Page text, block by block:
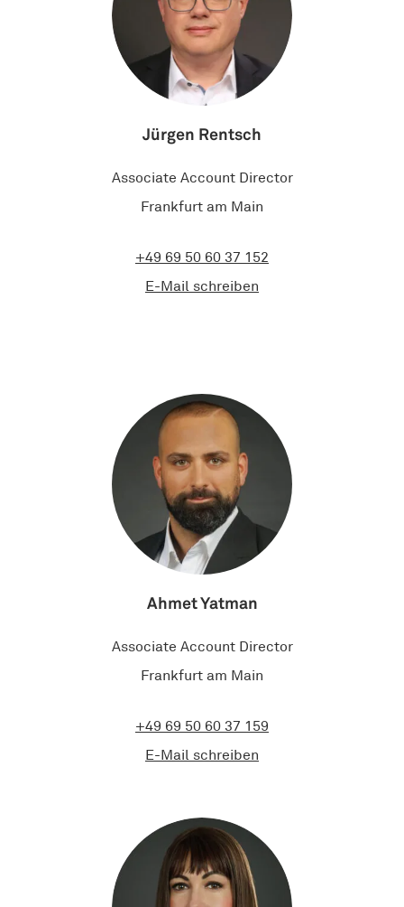
Jürgen Rentsch
Associate Account Director
Frankfurt am Main
+49 69 50 60 37 152
E-Mail schreiben
Ahmet Yatman
Associate Account Director
Frankfurt am Main
+49 69 50 60 37 159
E-Mail schreiben